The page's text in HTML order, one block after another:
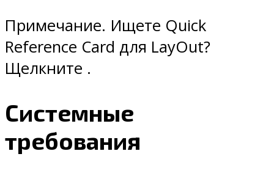
Примечание. Ищете Quick
Reference Card для LayOut?
Щелкните .
Системные
требования